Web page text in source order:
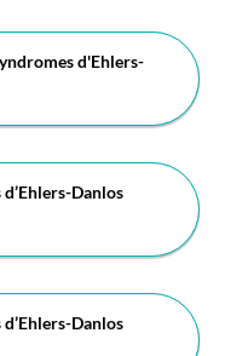
d'Ehlers-
Danlos
Danlos